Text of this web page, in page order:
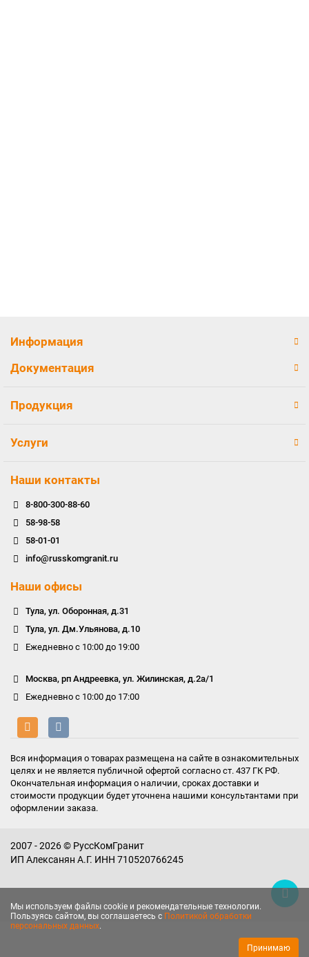
Мы используем файлы cookie и рекомендательные технологии.
Пользуясь сайтом, вы соглашаетесь с Политикой обработки
персональных данных.
Принимаю
Информация
Документация
Продукция
Услуги
Наши контакты
8-800-300-88-60
58-98-58
58-01-01
info@russkomgranit.ru
Наши офисы
Тула, ул. Оборонная, д.31
Тула, ул. Дм.Ульянова, д.10
Ежедневно с 10:00 до 19:00
Москва, рп Андреевка, ул. Жилинская, д.2а/1
Ежедневно с 10:00 до 17:00
Вся информация о товарах размещена на сайте в ознакомительных
целях и не является публичной офертой согласно ст. 437 ГК РФ.
Окончательная информация о наличии, сроках доставки и
стоимости продукции будет уточнена нашими консультантами при
оформлении заказа.
2007 - 2026 © РуссКомГранит
ИП Алексанян А.Г. ИНН 710520766245